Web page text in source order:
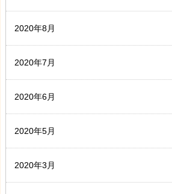
2020年8月
2020年7月
2020年6月
2020年5月
2020年3月